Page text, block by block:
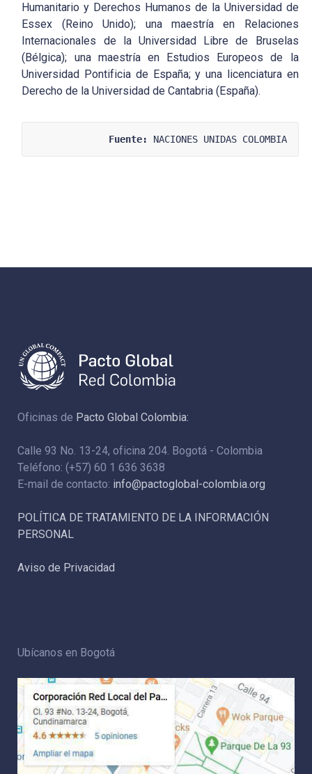
Humanitario y Derechos Humanos de la Universidad de
Essex (Reino Unido); una maestría en Relaciones
Internacionales de la Universidad Libre de Bruselas
(Bélgica); una maestría en Estudios Europeos de la
Universidad Pontificia de España; y una licenciatura en
Derecho de la Universidad de Cantabria (España).
Fuente: NACIONES UNIDAS COLOMBIA
Oficinas de Pacto Global Colombia:
Calle 93 No. 13-24, oficina 204. Bogotá - Colombia
Teléfono: (+57) 60 1 636 3638
E-mail de contacto: info@pactoglobal-colombia.org
POLÍTICA DE TRATAMIENTO DE LA INFORMACIÓN
PERSONAL
Aviso de Privacidad
Ubícanos en Bogotá